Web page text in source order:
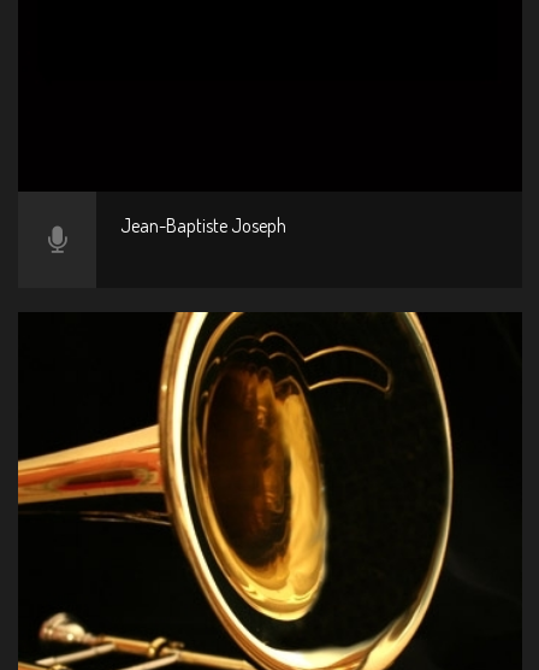
Jean-Baptiste Joseph